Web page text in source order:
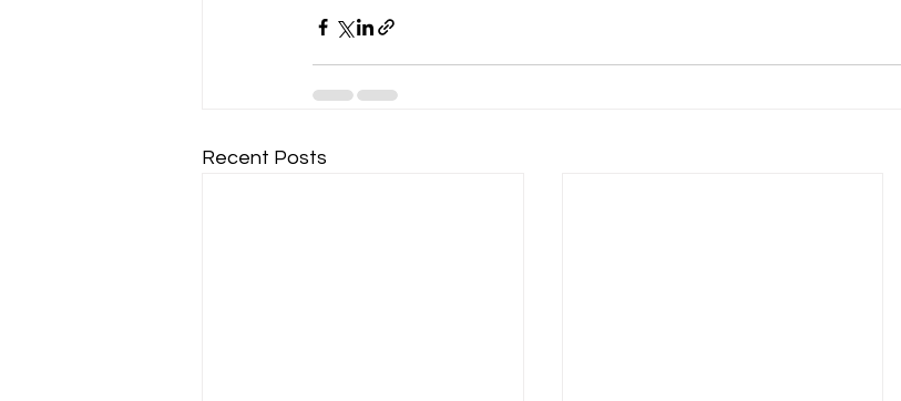
Recent Posts